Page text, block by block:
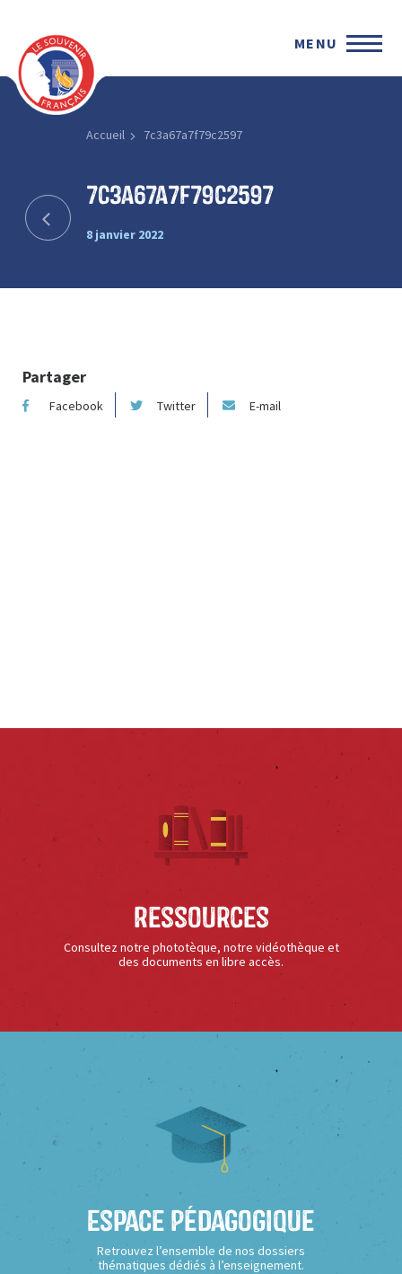
MENU
Accueil 7c3a67a7f79c2597
7c3a67a7f79c2597
8 janvier 2022
Partager
Facebook Twitter E-mail
Ressources
Consultez notre phototèque, notre vidéothèque et
des documents en libre accès.
Espace Pédagogique
Retrouvez l’ensemble de nos dossiers
thématiques dédiés à l’enseignement.